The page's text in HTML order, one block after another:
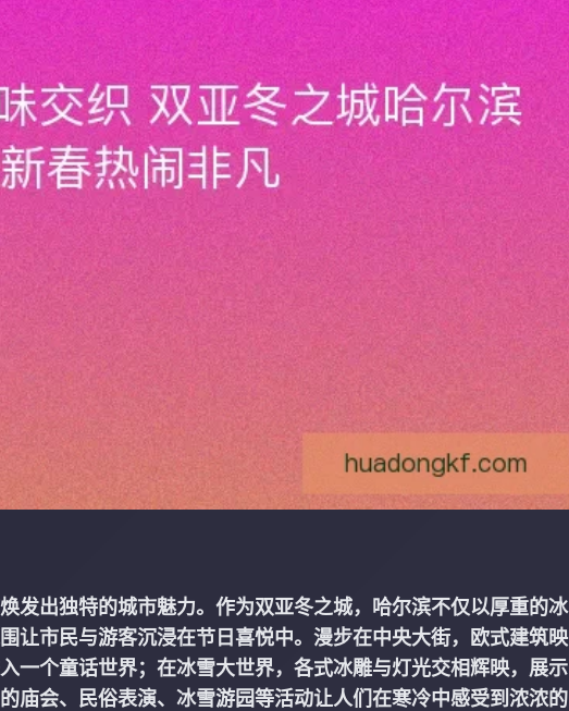
发出独特的城市魅力。作为双亚冬之城，哈尔滨不仅以厚重的冰
让市民与游客沉浸在节日喜悦中。漫步在中央大街，欧式建筑映
一个童话世界；在冰雪大世界，各式冰雕与灯光交相辉映，展示
庙会、民俗表演、冰雪游园等活动让人们在寒冷中感受到浓浓的